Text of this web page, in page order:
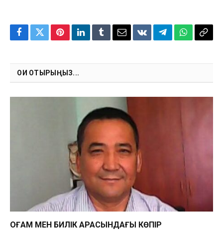
Facebook
TwitterPinterestLinkedInTumblrEmailVKontakte
TelegramWhatsApp
Copy
ОҚИ ОТЫРЫҢЫЗ...
ҚОҒАМ МЕН БИЛІК АРАСЫНДАҒЫ КӨПІР